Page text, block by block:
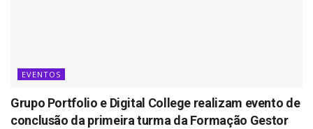
EVENTOS
Grupo Portfolio e Digital College realizam evento de
conclusão da primeira turma da Formação Gestor